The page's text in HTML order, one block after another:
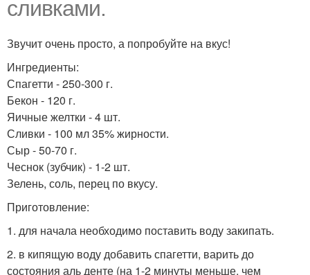
сливками.
Звучит очень просто, а попробуйте на вкус!
Ингредиенты:
Спагетти - 250-300 г.
Бекон - 120 г.
Яичные желтки - 4 шт.
Сливки - 100 мл 35% жирности.
Сыр - 50-70 г.
Чеснок (зубчик) - 1-2 шт.
Зелень, соль, перец по вкусу.
Приготовление:
1. для начала необходимо поставить воду закипать.
2. в кипящую воду добавить спагетти, варить до
состояния аль денте (на 1-2 минуты меньше, чем